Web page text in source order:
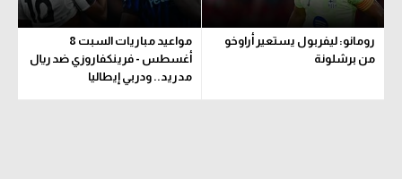
رومانو: ليفربول يستعير أراوخو
من برشلونة
مواعيد مباريات السبت 8
أغسطس - فرينكفاروزي ضد ريال
مدريد.. ودربي إيطاليا